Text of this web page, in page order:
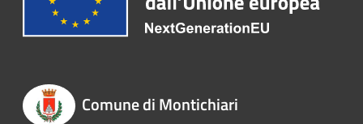
Comune di Montichiari